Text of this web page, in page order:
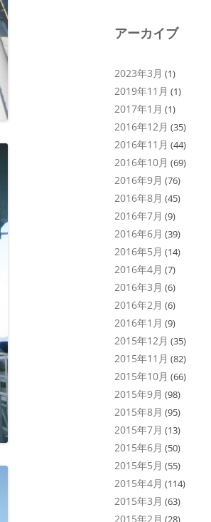
アーカイブ
2023年3月 (1)
2019年11月 (1)
2017年1月 (1)
2016年12月 (35)
2016年11月 (44)
2016年10月 (69)
2016年9月 (76)
2016年8月 (45)
2016年7月 (9)
2016年6月 (39)
2016年5月 (14)
2016年4月 (7)
2016年3月 (6)
2016年2月 (6)
2016年1月 (9)
2015年12月 (35)
2015年11月 (82)
2015年10月 (66)
2015年9月 (98)
2015年8月 (95)
2015年7月 (13)
2015年6月 (50)
2015年5月 (55)
2015年4月 (114)
2015年3月 (63)
2015年2月 (28)